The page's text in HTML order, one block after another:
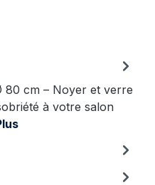
80 cm – Noyer et verre
à votre salon